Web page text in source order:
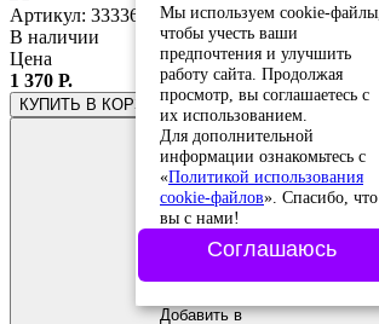
Артикул: 333366
В наличии
Цена
1 370 Р.
КУПИТЬ В КОРЗИНЕ
Добавить в
Мы используем cookie-файлы,
чтобы учесть ваши
предпочтения и улучшить
работу сайта. Продолжая
просмотр, вы соглашаетесь с
их использованием.
Для дополнительной
информации ознакомьтесь с
«Политикой использования
cookie-файлов». Спасибо, что
вы с нами!
Соглашаюсь